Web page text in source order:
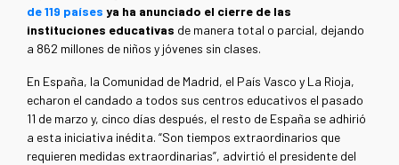
de 119 países ya ha anunciado el cierre de las
instituciones educativas de manera total o parcial, dejando
a 862 millones de niños y jóvenes sin clases.
En España, la Comunidad de Madrid, el País Vasco y La Rioja,
echaron el candado a todos sus centros educativos el pasado
11 de marzo y, cinco días después, el resto de España se adhirió
a esta iniciativa inédita. “Son tiempos extraordinarios que
requieren medidas extraordinarias”, advirtió el presidente del